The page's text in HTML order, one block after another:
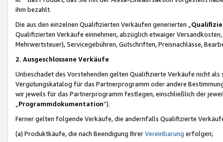
ihm bezahlt.
Die aus den einzelnen Qualifizierten Verkäufen generierten „
Qualifizierten Verkäufe einnehmen, abzüglich etwaiger
Mehrwertsteuer), Servicegebühren, Gutschriften, Preisnachlässe,
2. Ausgeschlossene Verkäufe
Unbeschadet des Vorstehenden gelten Qualifizierte Verkäufe nicht
Vergütungskatalog für das Partnerprogramm oder andere
wir jeweils für das Partnerprogramm festlegen, einschließlich der
Programmdokumentation“).
Ferner gelten folgende Verkäufe, die andernfalls Qualifizierte
(a) Produktkäufe, die nach Beendigung IhrerVereinbarung erfolgen;